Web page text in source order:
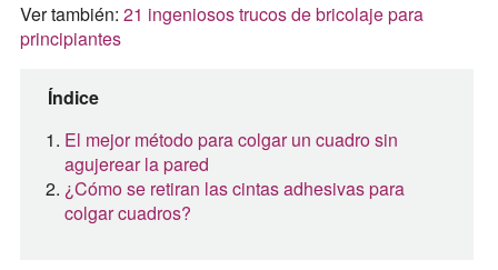
Ver también: 21 ingeniosos trucos de bricolaje para
principiantes
Índice
El mejor método para colgar un cuadro sin
agujerear la pared
¿Cómo se retiran las cintas adhesivas para
colgar cuadros?